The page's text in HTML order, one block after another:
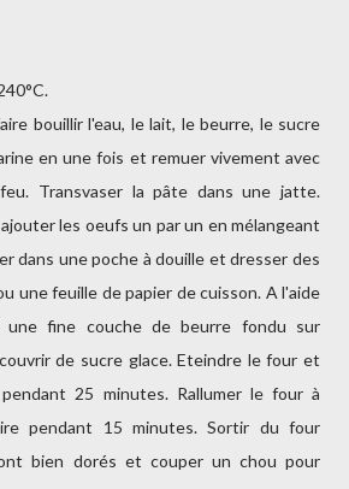
bouillir l'eau, le lait, le beurre, le sucre
en une fois et remuer vivement avec
Transvaser la pâte dans une jatte.
les oeufs un par un en mélangeant
dans une poche à douille et dresser des
une feuille de papier de cuisson. A l'aide
une fine couche de beurre fondu sur
de sucre glace. Eteindre le four et
25 minutes. Rallumer le four à
pendant 15 minutes. Sortir du four
bien dorés et couper un chou pour